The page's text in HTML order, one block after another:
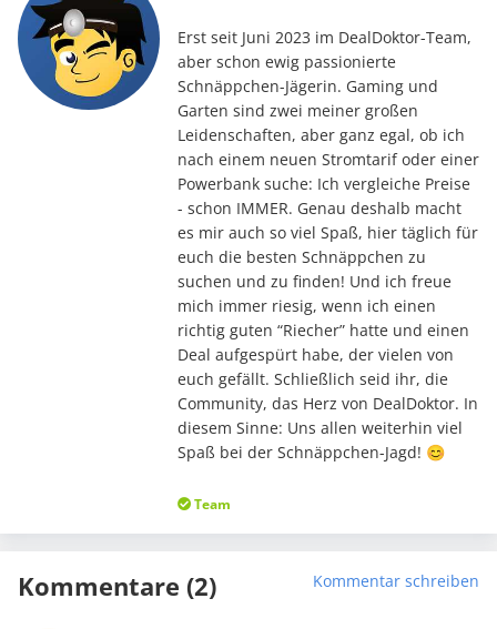
Erst seit Juni 2023 im DealDoktor-Team,
aber schon ewig passionierte
Schnäppchen-Jägerin. Gaming und
Garten sind zwei meiner großen
Leidenschaften, aber ganz egal, ob ich
nach einem neuen Stromtarif oder einer
Powerbank suche: Ich vergleiche Preise
- schon IMMER. Genau deshalb macht
es mir auch so viel Spaß, hier täglich für
euch die besten Schnäppchen zu
suchen und zu finden! Und ich freue
mich immer riesig, wenn ich einen
richtig guten “Riecher” hatte und einen
Deal aufgespürt habe, der vielen von
euch gefällt. Schließlich seid ihr, die
Community, das Herz von DealDoktor. In
diesem Sinne: Uns allen weiterhin viel
Spaß bei der Schnäppchen-Jagd! 😊
Team
Kommentare (2) Kommentar schreiben